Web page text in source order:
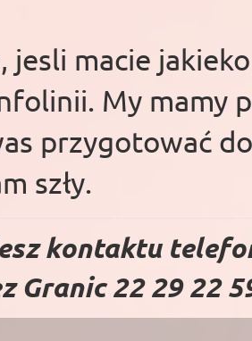
jesli macie
My mamy
przygotować
szły.
kontaktu
Granic 22 29 22